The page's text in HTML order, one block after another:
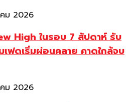
ม 2026
High ในรอบ 7 สัปดาห์ รับ
ฟดเริ่มผ่อนคลาย คาดใกล้จบ
ม 2026